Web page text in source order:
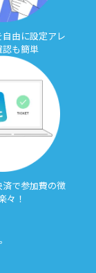
由に設定アレ
も簡単
済で参加費の徴
々！